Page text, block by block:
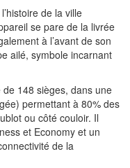
de la ville
se pare de la livrée
à l’avant de son
ailé, symbole incarnant
de 148 sièges, dans une
permettant à 80% des
ou côté couloir. Il
et Economy et un
de la